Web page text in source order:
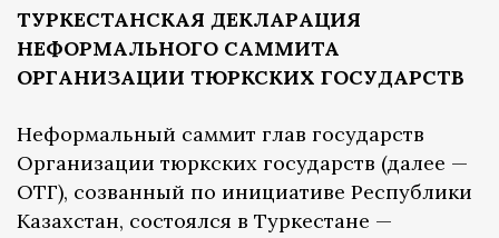
ТУРКЕСТАНСКАЯ ДЕКЛАРАЦИЯ
НЕФОРМАЛЬНОГО САММИТА
ОРГАНИЗАЦИИ ТЮРКСКИХ ГОСУДАРСТВ
Неформальный саммит глав государств
Организации тюркских государств (далее —
ОТГ), созванный по инициативе Республики
Казахстан, состоялся в Туркестане —